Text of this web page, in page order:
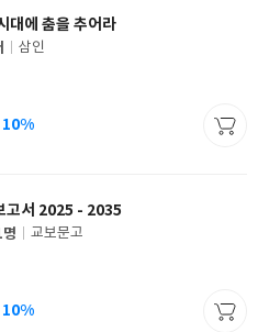
대에 춤을 추어라
삼인
10%
고서 2025 - 2035
교보문고
10%